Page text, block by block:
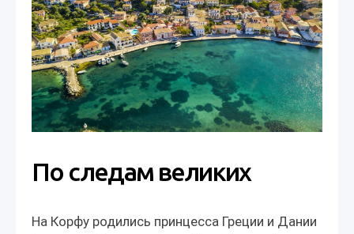
По следам великих
На Корфу родились принцесса Греции и Дании